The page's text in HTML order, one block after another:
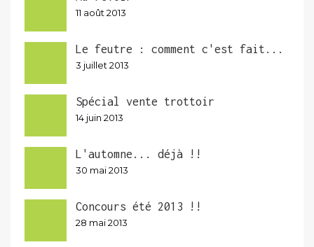
11 août 2013
Le feutre : comment c'est fait...
3 juillet 2013
Spécial vente trottoir
14 juin 2013
L'automne... déjà !!
30 mai 2013
Concours été 2013 !!
28 mai 2013